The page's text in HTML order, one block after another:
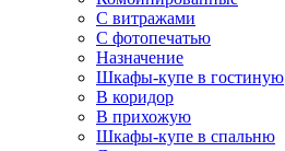
С витражами
С фотопечатью
Назначение
Шкафы-купе в гостиную
В коридор
В прихожую
Шкафы-купе в спальню